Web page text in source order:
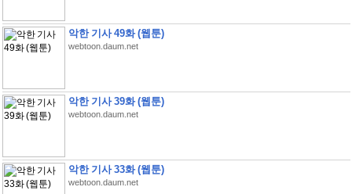
악한 기사 49화 (웹툰)
webtoon.daum.net
악한 기사 39화 (웹툰)
webtoon.daum.net
악한 기사 33화 (웹툰)
webtoon.daum.net